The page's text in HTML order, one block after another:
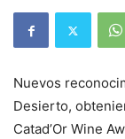
Nuevos
Desierto,
Catad’Or Wine